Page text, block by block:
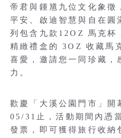
帝君與鍾馗九位文化象徵
平安、啟迪智慧與自在圓
列包含九款12OZ 馬克杯
精緻禮盒的 3OZ 收藏馬
喜愛，邀請您一同珍藏，
力。
歡慶「大溪公園門市」開
05/31止，活動期間內憑
發票，即可獲得旅行收納